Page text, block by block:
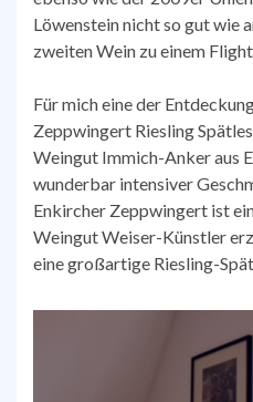
Löwenstein nicht so gut wie
zweiten Wein zu einem
Für mich eine der
Zeppwingert Riesling
Weingut Immich-Anker aus
wunderbar intensiver
Enkircher Zeppwingert ist
Weingut Weiser-Künstler
eine großartige Riesling-